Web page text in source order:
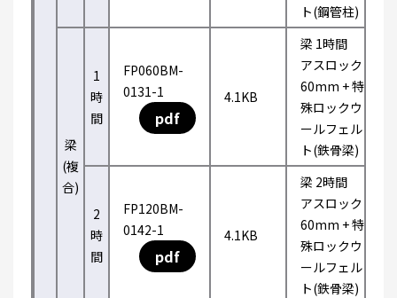
ト(鋼管柱)
梁
(複
合)
1
時
間
FP060BM-
0131-1
pdf
4.1KB
梁 1時間
アスロック
60mm + 特
殊ロックウ
ールフェル
ト(鉄骨梁)
2
時
間
FP120BM-
0142-1
pdf
4.1KB
梁 2時間
アスロック
60mm + 特
殊ロックウ
ールフェル
ト(鉄骨梁)